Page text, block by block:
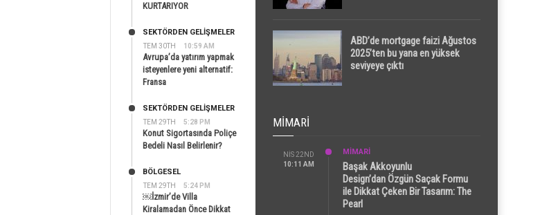
KURTARIYOR
TEM 30TH 10:59 AM
SEKTÖRDEN GELIŞMELER
Avrupa’da yatırım yapmak
isteyenlere yeni alternatif:
Fransa
TEM 29TH 5:28 PM
SEKTÖRDEN GELIŞMELER
Konut Sigortasında Poliçe
Bedeli Nasıl Belirlenir?
TEM 29TH 5:24 PM
BÖLGESEL
￼İzmir’de Villa
Kiralamadan Önce Dikkat
ABD’de mortgage faizi Ağustos
2025’ten bu yana en yüksek
seviyeye çıktı
MIMARI
NIS 22ND
10:11 AM
MİMARİ
Başak Akkoyunlu
Design’dan Özgün Saçak Formu
ile Dikkat Çeken Bir Tasarım: The
Pearl